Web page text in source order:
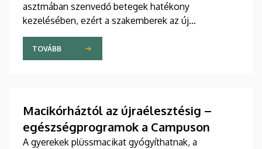
asztmában szenvedő betegek hatékony
kezelésében, ezért a szakemberek az új
gyógyszerek kifejlesztésére irányuló kutatások
felgyorsítását sürgetik. A témában a közelmúltban
jelent meg tanulmány a világ egyik legrangosabb
szerzője a Debreceni Egyetem egyetemi tanára.
TOVÁBB
Macikórháztól az újraélesztésig –
egészségprogramok a Campuson
A gyerekek plüssmacikat gyógyíthatnak, a